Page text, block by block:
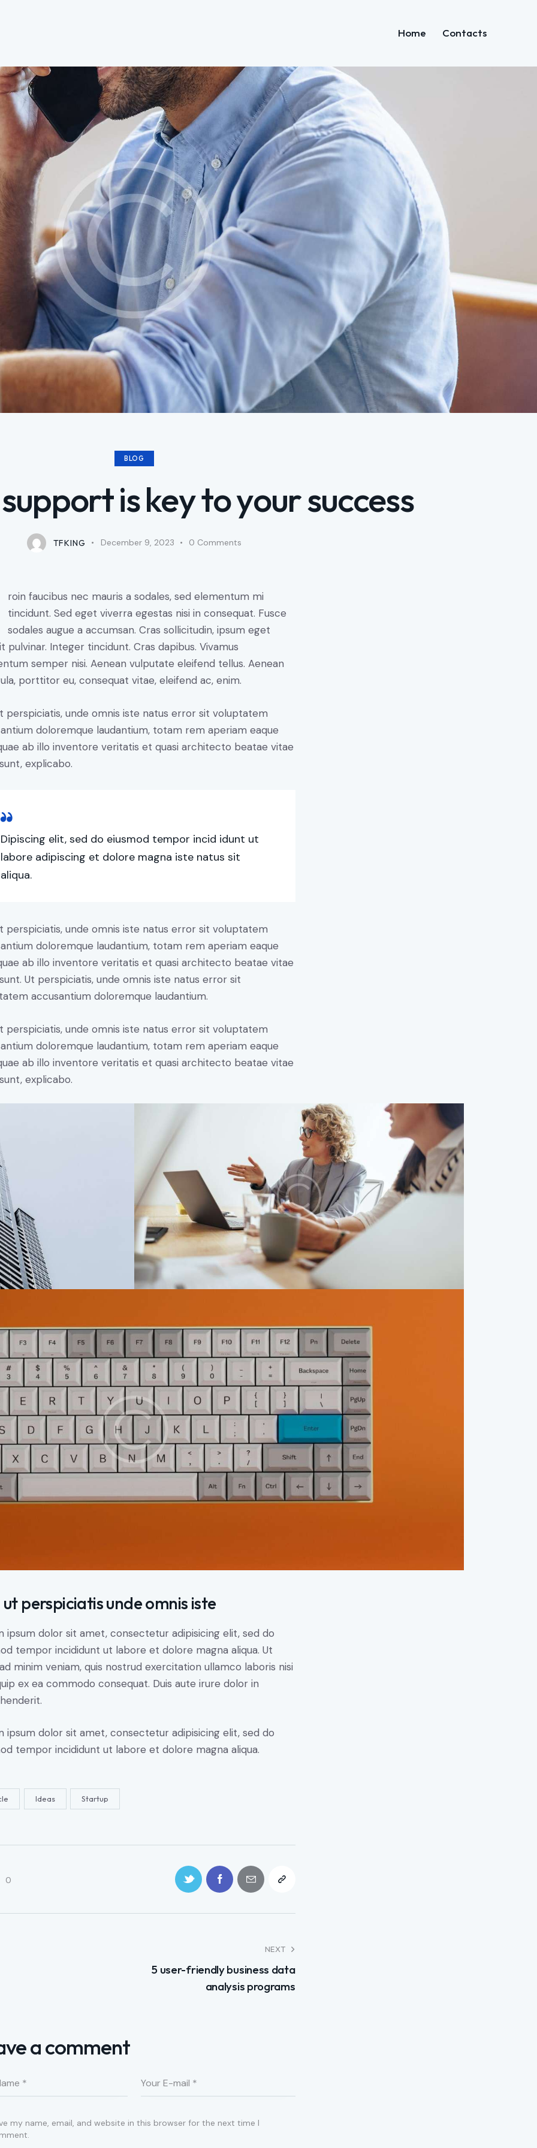
Home Contacts
BLOG
is key to your success
TFKING December 9, 2023 0 Comments
tincidunt. Sed eget viverra egestas nisi in consequat. Fusce
sodales augue a accumsan. Cras sollicitudin, ipsum eget
pulvinar. Integer tincidunt. Cras dapibus. Vivamus
semper nisi. Aenean vulputate eleifend tellus. Aenean
porttitor eu, consequat vitae, eleifend ac, enim.
perspiciatis, unde omnis iste natus error sit voluptatem
doloremque laudantium, totam rem aperiam eaque
ab illo inventore veritatis et quasi architecto beatae vitae
explicabo.
Dipiscing elit, sed do eiusmod tempor incid idunt ut
labore adipiscing et dolore magna iste natus sit
aliqua.
perspiciatis, unde omnis iste natus error sit voluptatem
doloremque laudantium, totam rem aperiam eaque
ab illo inventore veritatis et quasi architecto beatae vitae
Ut perspiciatis, unde omnis iste natus error sit
accusantium doloremque laudantium.
perspiciatis, unde omnis iste natus error sit voluptatem
doloremque laudantium, totam rem aperiam eaque
ab illo inventore veritatis et quasi architecto beatae vitae
explicabo.
ut perspiciatis unde omnis iste
ipsum dolor sit amet, consectetur adipisicing elit, sed do
tempor incididunt ut labore et dolore magna aliqua. Ut
minim veniam, quis nostrud exercitation ullamco laboris nisi
ex ea commodo consequat. Duis aute irure dolor in
ipsum dolor sit amet, consectetur adipisicing elit, sed do
tempor incididunt ut labore et dolore magna aliqua.
Ideas Startup
0
NEXT
5 user-friendly business data
analysis programs
a comment
my name, email, and website in this browser for the next time I